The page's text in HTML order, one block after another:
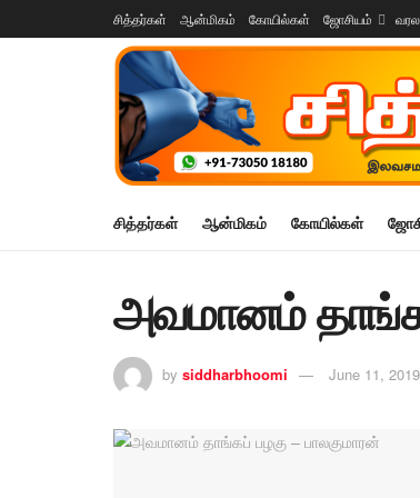
சித்தர்கள் ஆன்மிகம் கோயில்கள் ஜோசியம்
சித்தர்கள் ஆன்மிகம் கோயில்கள்
அவமானம்
by siddharbhoomi June 11, 2019